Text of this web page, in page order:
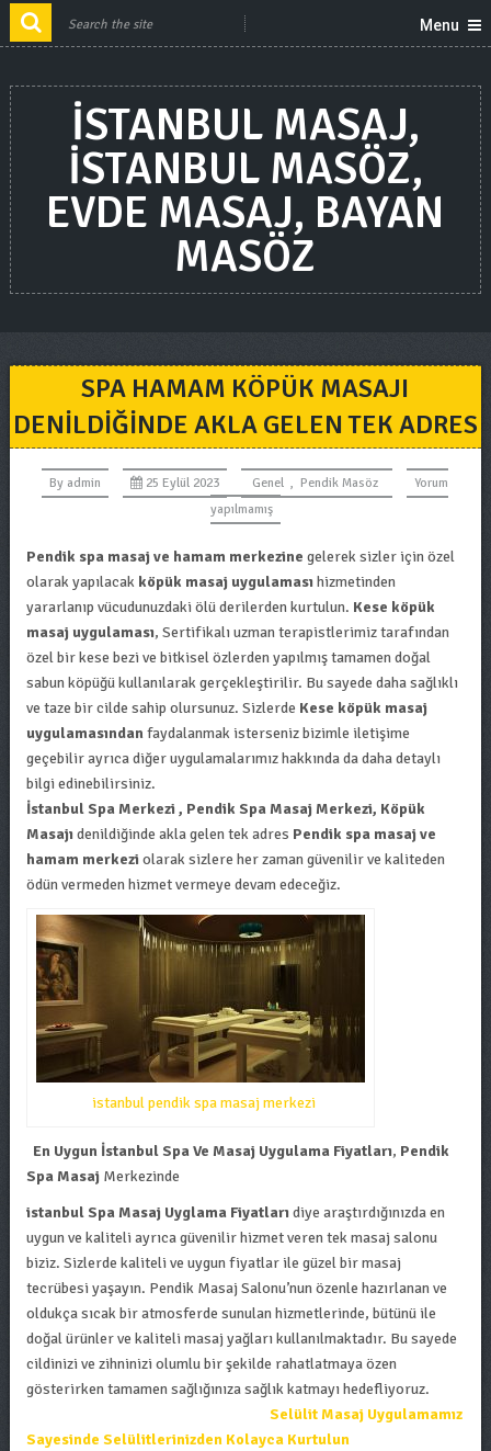
Menu
ISTANBUL MASAJ,
ISTANBUL MASÖZ,
EVDE MASAJ, BAYAN
MASÖZ
SPA HAMAM KÖPÜK MASAJI
DENILDIĞINDE AKLA GELEN TEK ADRES
By admin 25 Eylül 2023 Genel , Pendik Masöz
Yorum
yapılmamış
Pendik spa masaj ve hamam merkezine gelerek sizler için özel
olarak yapılacak köpük masaj uygulamasıhizmetinden
yararlanıp vücudunuzdaki ölü derilerden kurtulun. Kese köpük
masaj uygulaması, Sertifikalı uzman terapistlerimiz tarafından
özel bir kese bezi ve bitkisel özlerden yapılmış tamamen doğal
sabun köpüğü kullanılarak gerçekleştirilir. Bu sayede daha sağlıklı
ve taze bir cilde sahip olursunuz. Sizlerde Kese köpük masaj
uygulamasındanfaydalanmak isterseniz bizimle iletişime
geçebilir ayrıca diğer uygulamalarımız hakkında da daha detaylı
bilgi edinebilirsiniz.
İstanbul Spa Merkezi , Pendik Spa Masaj Merkezi, Köpük
Masajıdenildiğinde akla gelen tek adres Pendik spa masaj ve
hamam merkeziolarak sizlere her zaman güvenilir ve kaliteden
ödün vermeden hizmet vermeye devam edeceğiz.
istanbul pendik spa masaj merkezi
En Uygun İstanbul Spa Ve Masaj Uygulama Fiyatları, Pendik
Spa MasajMerkezinde
istanbul Spa Masaj Uyglama Fiyatlarıdiye araştırdığınızda en
uygun ve kaliteli ayrıca güvenilir hizmet veren tek masaj salonu
biziz. Sizlerde kaliteli ve uygun fiyatlar ile güzel bir masaj
tecrübesi yaşayın. Pendik Masaj Salonu’nun özenle hazırlanan ve
oldukça sıcak bir atmosferde sunulan hizmetlerinde, bütünü ile
doğal ürünler ve kaliteli masaj yağları kullanılmaktadır. Bu sayede
cildinizi ve zihninizi olumlu bir şekilde rahatlatmaya özen
gösterirken tamamen sağlığınıza sağlık katmayı hedefliyoruz.
Selülit Masaj Uygulamamız
Sayesinde Selülitlerinizden Kolayca Kurtulun